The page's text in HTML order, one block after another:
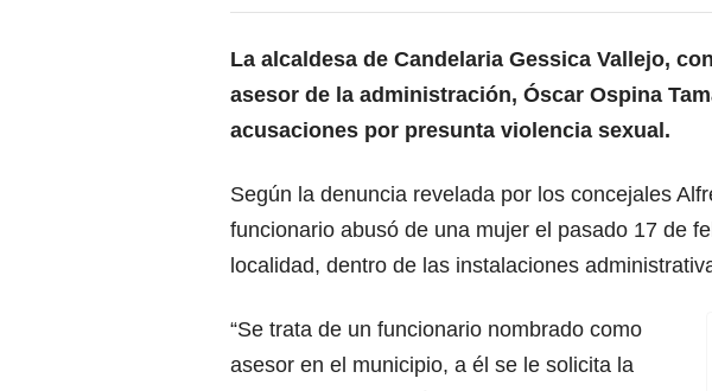
La alcaldesa de Candelaria Gessica Vallejo,
asesor de la administración, Óscar Ospina
acusaciones por presunta violencia sexual .
Según la denuncia revelada por los concejales
funcionario abusó de una mujer el pasado 17 de
localidad, dentro de las instalaciones
“Se trata de un funcionario nombrado como
asesor en el municipio, a él se le solicita la